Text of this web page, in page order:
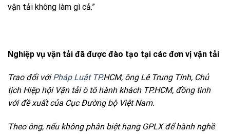
vận tải không làm gì cả.”
Nghiệp vụ vận tải đã được đào tạo tại các đơn vị vận tải
Trao đổi vớiPháp Luật TP.HCM, ông Lê Trung Tính, Chủ
tịch Hiệp hội Vận tải ô tô hành khách TP.HCM, đồng tình
với đề xuất của Cục Đường bộ Việt Nam.
Theo ông, nếu không phân biệt hạng GPLX để hành nghề